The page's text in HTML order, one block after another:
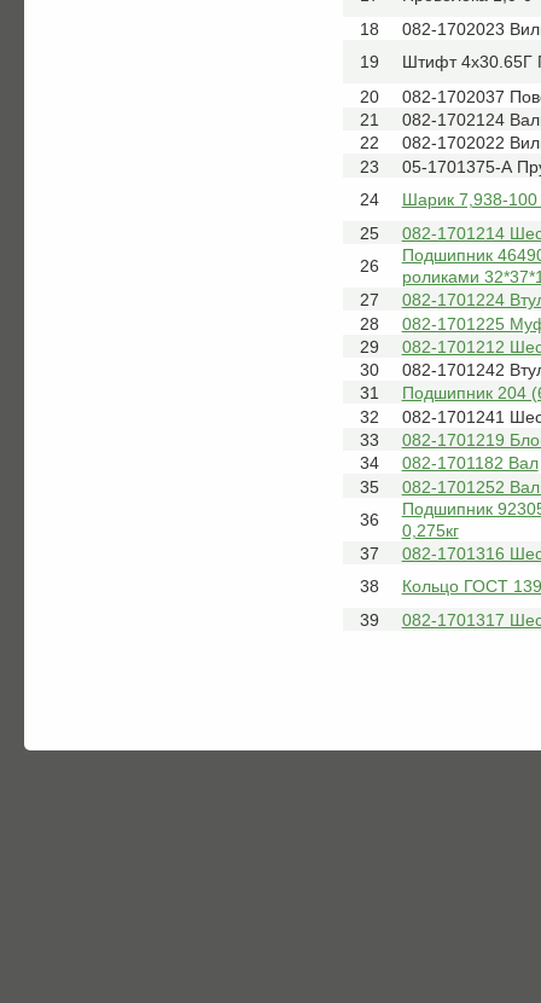
18
082-1702023
19
Штифт 4х30.65Г
20
082-1702037
21
082-1702124
22
082-1702022
23
05-1701375-А
24
Шарик 7,938-
25
082-1701214
26
Подшипник
роликами
27
082-1701224
28
082-1701225
29
082-1701212
30
082-1701242
31
Подшипник 204
32
082-1701241
33
082-1701219
34
082-1701182 Вал
35
082-1701252
36
Подшипник
0,275кг
37
082-1701316
38
Кольцо ГОСТ
39
082-1701317